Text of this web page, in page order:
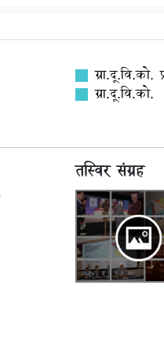
ग्रा.दू.वि.को.
ग्रा.दू.वि.को.
तस्विर संग्रह